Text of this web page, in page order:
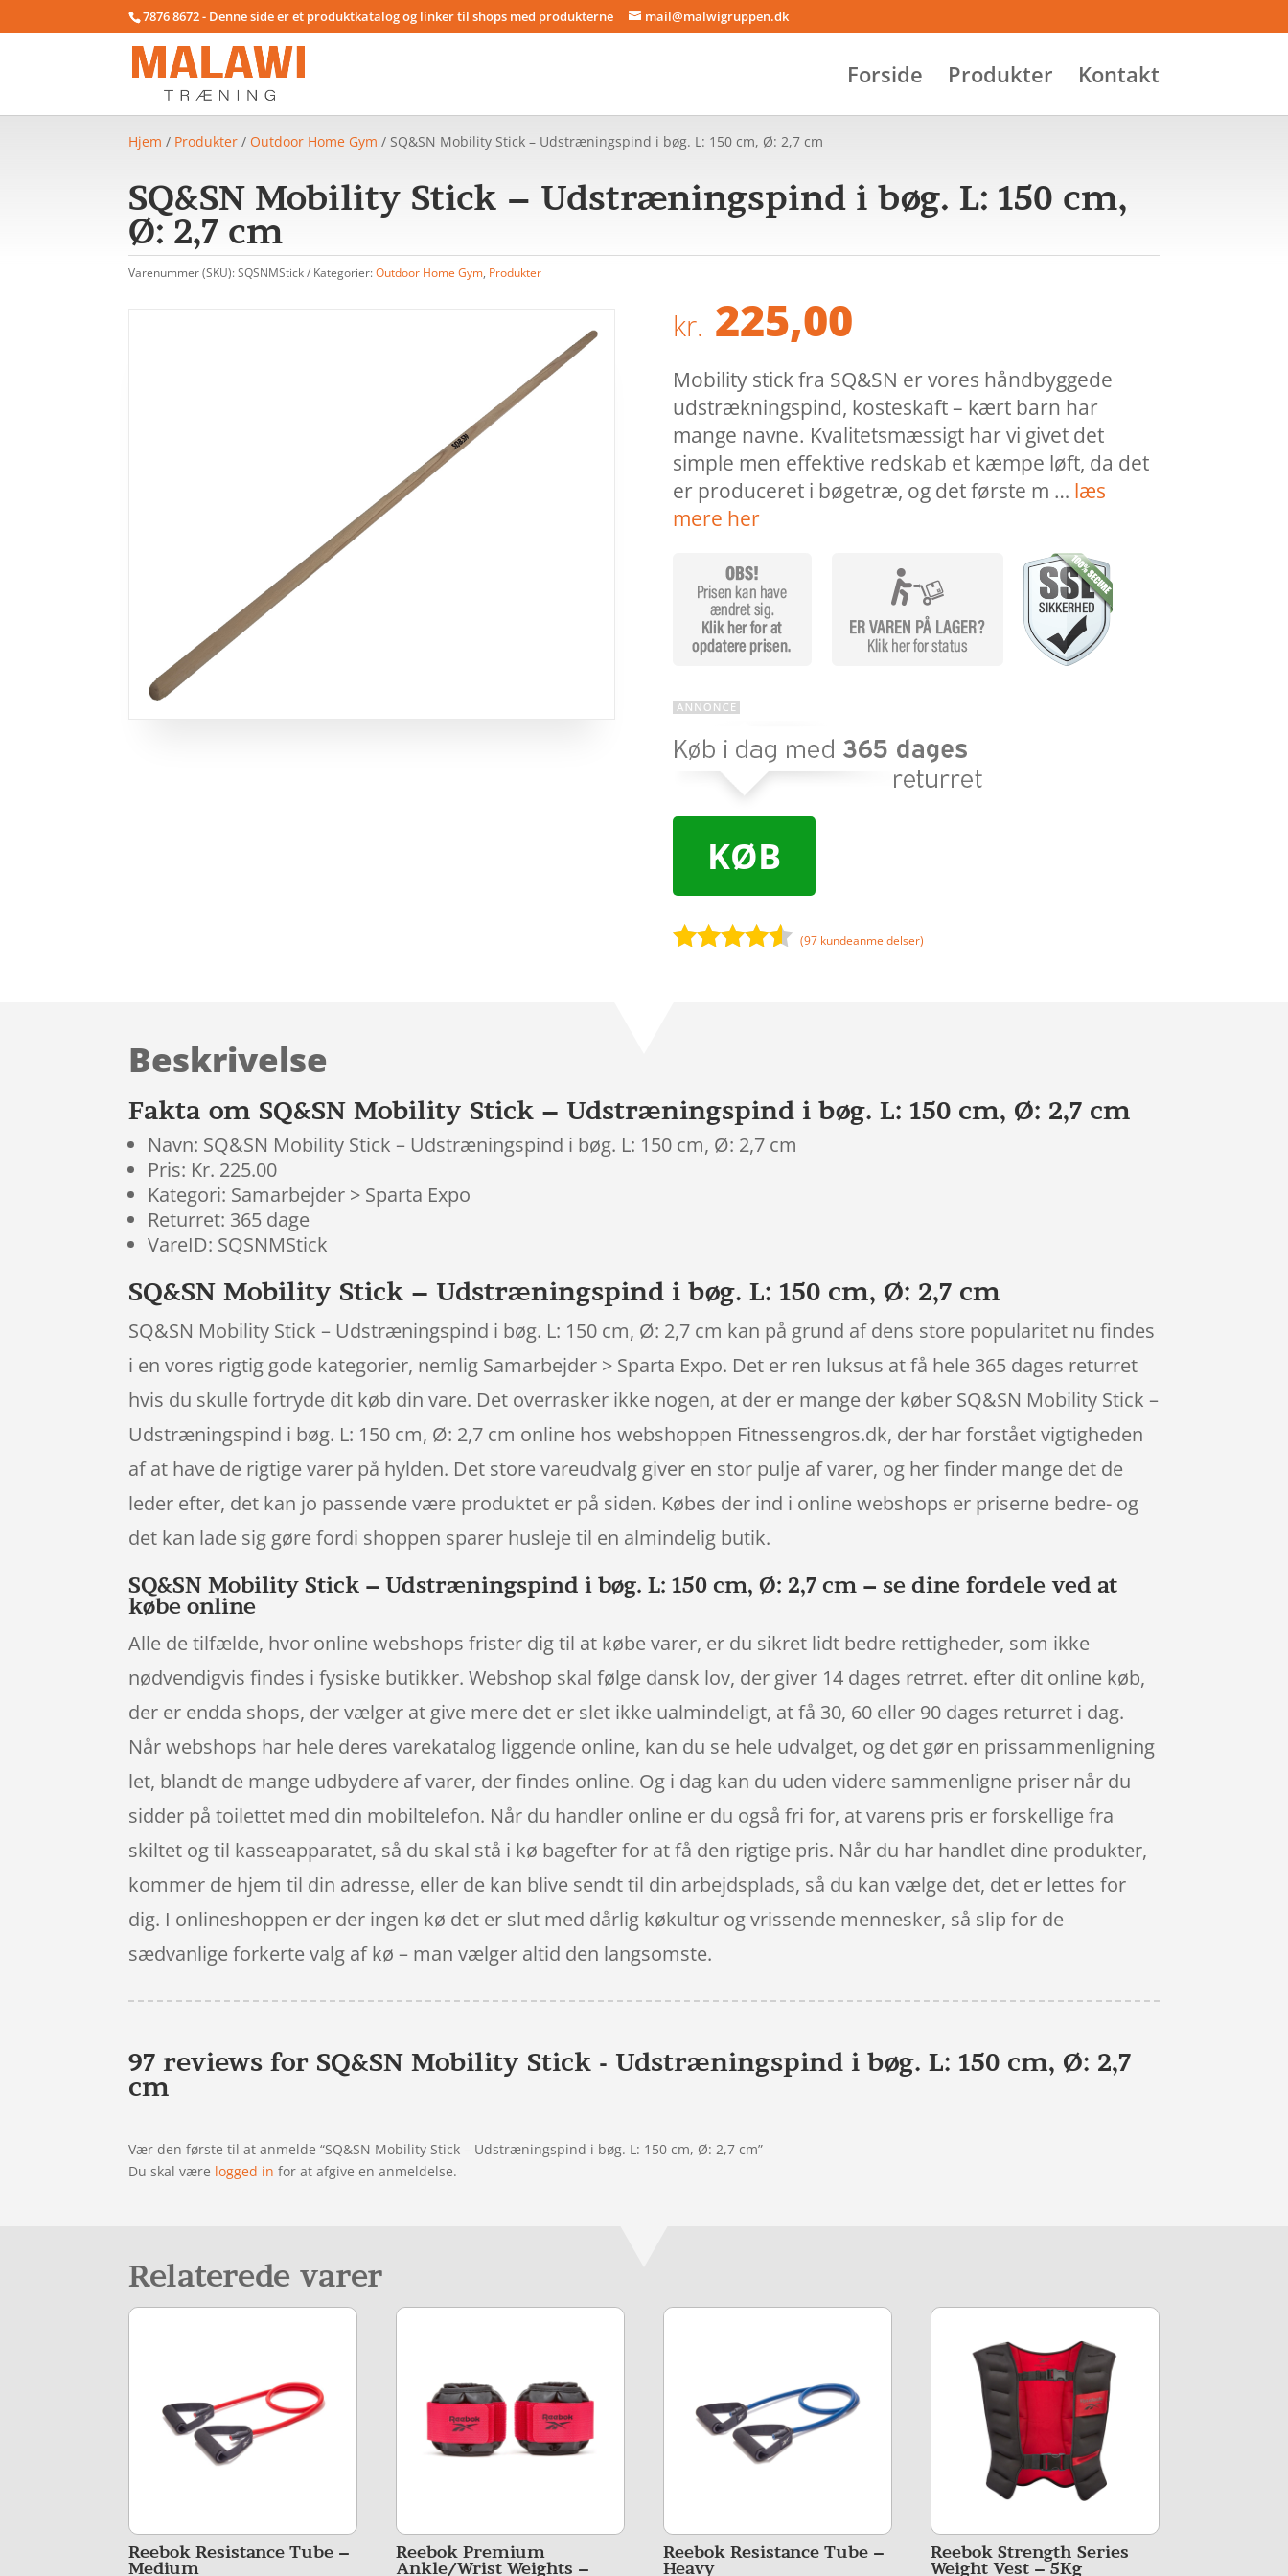
7876 8672 - Denne side er et produktkatalog og linker til shops med produkterne mail@malwigruppen.dk
Forside Produkter Kontakt
Hjem / Produkter / Outdoor Home Gym / SQ&SN Mobility Stick – Udstræningspind i bøg. L: 150 cm, Ø: 2,7 cm
SQ&SN Mobility Stick – Udstræningspind i bøg. L: 150 cm,
Ø: 2,7 cm
Varenummer (SKU):SQSNMStick Kategorier:Outdoor Home Gym, Produkter
kr. 225,00
Mobility stick fra SQ&SN er vores håndbyggede
udstrækningspind, kosteskaft – kært barn har
mange navne. Kvalitetsmæssigt har vi givet det
simple men effektive redskab et kæmpe løft, da det
er produceret i bøgetræ, og det første m … læs
mere her
KØB
mmelser
(97 kundeanmeldelser)
Beskrivelse
Fakta om SQ&SN Mobility Stick – Udstræningspind i bøg. L: 150 cm, Ø: 2,7 cm
Navn: SQ&SN Mobility Stick – Udstræningspind i bøg. L: 150 cm, Ø: 2,7 cm
Pris: Kr. 225.00
Kategori: Samarbejder > Sparta Expo
Returret: 365 dage
VareID: SQSNMStick
SQ&SN Mobility Stick – Udstræningspind i bøg. L: 150 cm, Ø: 2,7 cm
SQ&SN Mobility Stick – Udstræningspind i bøg. L: 150 cm, Ø: 2,7 cm kan på grund af dens store popularitet nu findes
i en vores rigtig gode kategorier, nemlig Samarbejder > Sparta Expo. Det er ren luksus at få hele 365 dages returret
hvis du skulle fortryde dit køb din vare. Det overrasker ikke nogen, at der er mange der køber SQ&SN Mobility Stick –
Udstræningspind i bøg. L: 150 cm, Ø: 2,7 cm online hos webshoppen Fitnessengros.dk, der har forstået vigtigheden
af at have de rigtige varer på hylden. Det store vareudvalg giver en stor pulje af varer, og her finder mange det de
leder efter, det kan jo passende være produktet er på siden. Købes der ind i online webshops er priserne bedre- og
det kan lade sig gøre fordi shoppen sparer husleje til en almindelig butik.
SQ&SN Mobility Stick – Udstræningspind i bøg. L: 150 cm, Ø: 2,7 cm – se dine fordele ved at
købe online
Alle de tilfælde, hvor online webshops frister dig til at købe varer, er du sikret lidt bedre rettigheder, som ikke
nødvendigvis findes i fysiske butikker. Webshop skal følge dansk lov, der giver 14 dages retrret. efter dit online køb,
der er endda shops, der vælger at give mere det er slet ikke ualmindeligt, at få 30, 60 eller 90 dages returret i dag.
Når webshops har hele deres varekatalog liggende online, kan du se hele udvalget, og det gør en prissammenligning
let, blandt de mange udbydere af varer, der findes online. Og i dag kan du uden videre sammenligne priser når du
sidder på toilettet med din mobiltelefon. Når du handler online er du også fri for, at varens pris er forskellige fra
skiltet og til kasseapparatet, så du skal stå i kø bagefter for at få den rigtige pris. Når du har handlet dine produkter,
kommer de hjem til din adresse, eller de kan blive sendt til din arbejdsplads, så du kan vælge det, det er lettes for
dig. I onlineshoppen er der ingen kø det er slut med dårlig køkultur og vrissende mennesker, så slip for de
sædvanlige forkerte valg af kø – man vælger altid den langsomste.
97 reviews for SQ&SN Mobility Stick - Udstræningspind i bøg. L: 150 cm, Ø: 2,7
cm
Vær den første til at anmelde “SQ&SN Mobility Stick – Udstræningspind i bøg. L: 150 cm, Ø: 2,7 cm”
Du skal være logged in for at afgive en anmeldelse.
Relaterede varer
Reebok Resistance Tube –
Medium
Reebok Premium
Ankle/Wrist Weights –
Reebok Resistance Tube –
Heavy
Reebok Strength Series
Weight Vest – 5Kg